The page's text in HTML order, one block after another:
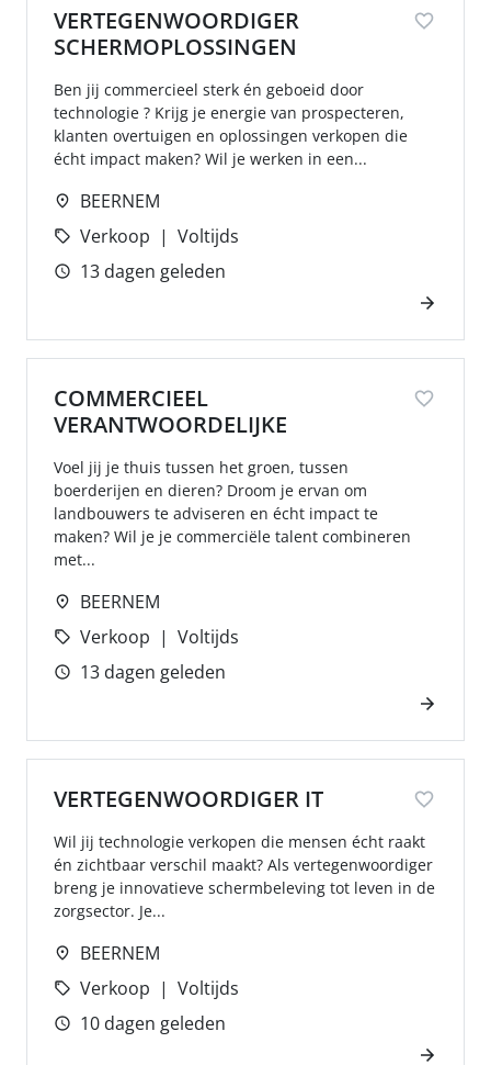
VERTEGENWOORDIGER
SCHERMOPLOSSINGEN
Ben jij commercieel sterk én geboeid door
technologie ? Krijg je energie van prospecteren,
klanten overtuigen en oplossingen verkopen die
écht impact maken? Wil je werken in een...
BEERNEM
Verkoop
Voltijds
13 dagen geleden
COMMERCIEEL
VERANTWOORDELIJKE
Voel jij je thuis tussen het groen, tussen
boerderijen en dieren? Droom je ervan om
landbouwers te adviseren en écht impact te
maken? Wil je je commerciële talent combineren
met...
BEERNEM
Verkoop
Voltijds
13 dagen geleden
VERTEGENWOORDIGER IT
Wil jij technologie verkopen die mensen écht raakt
én zichtbaar verschil maakt? Als vertegenwoordiger
breng je innovatieve schermbeleving tot leven in de
zorgsector. Je...
BEERNEM
Verkoop
Voltijds
10 dagen geleden